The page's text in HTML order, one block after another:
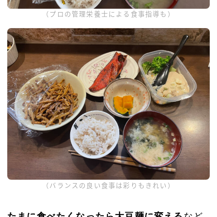
（プロの管理栄養士による食事指導も）
（バランスの良い食事は彩りもきれい）